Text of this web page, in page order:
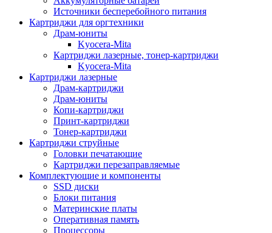
Источники бесперебойного питания
Картриджи для оргтехники
Драм-юниты
Kyocera-Mita
Картриджи лазерные, тонер-картриджи
Kyocera-Mita
Картриджи лазерные
Драм-картриджи
Драм-юниты
Копи-картриджи
Принт-картриджи
Тонер-картриджи
Картриджи струйные
Головки печатающие
Картриджи перезаправляемые
Комплектующие и компоненты
SSD диски
Блоки питания
Материнские платы
Оперативная память
Процессоры